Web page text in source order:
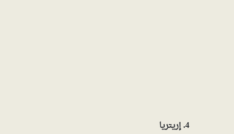
4. إريتريا